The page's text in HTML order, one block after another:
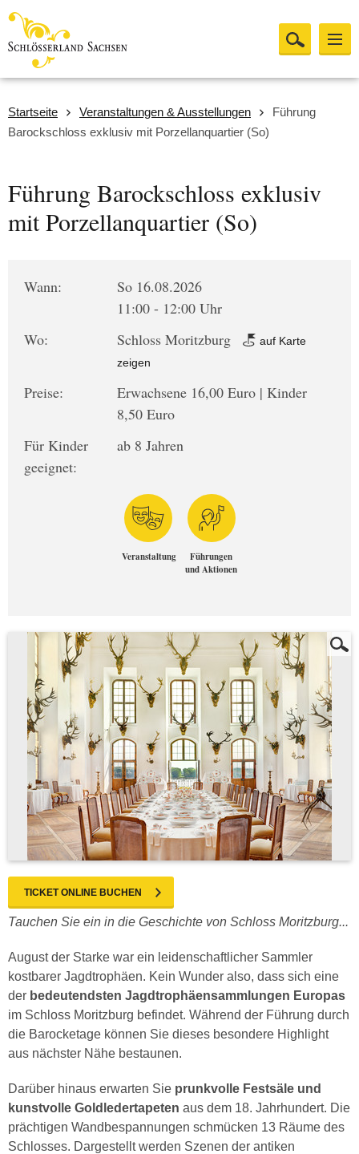
Startseite Veranstaltungen & Ausstellungen
Führung
Barockschloss exklusiv mit Porzellanquartier (So)
Führung Barockschloss exklusiv
mit Porzellanquartier (So)
Wann:
So 16.08.2026
11:00 - 12:00 Uhr
Wo:
Schloss Moritzburg
auf Karte
zeigen
Preise:
Erwachsene 16,00 Euro | Kinder
8,50 Euro
Für Kinder
geeignet:
ab 8 Jahren
Veranstaltung
Führungen
und Aktionen
TICKET ONLINE BUCHEN
Tauchen Sie ein in die Geschichte von Schloss Moritzburg...
August der Starke war ein leidenschaftlicher Sammler
kostbarer Jagdtrophäen. Kein Wunder also, dass sich eine
der bedeutendsten Jagdtrophäensammlungen Europas
im Schloss Moritzburg befindet. Während der Führung durch
die Barocketage können Sie dieses besondere Highlight
aus nächster Nähe bestaunen.
Darüber hinaus erwarten Sie prunkvolle Festsäle und
kunstvolle Goldledertapeten aus dem 18. Jahrhundert. Die
prächtigen Wandbespannungen schmücken 13 Räume des
Schlosses. Dargestellt werden Szenen der antiken